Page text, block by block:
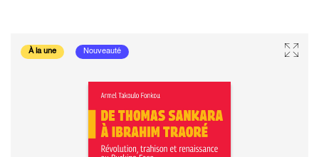
À la une Nouveauté